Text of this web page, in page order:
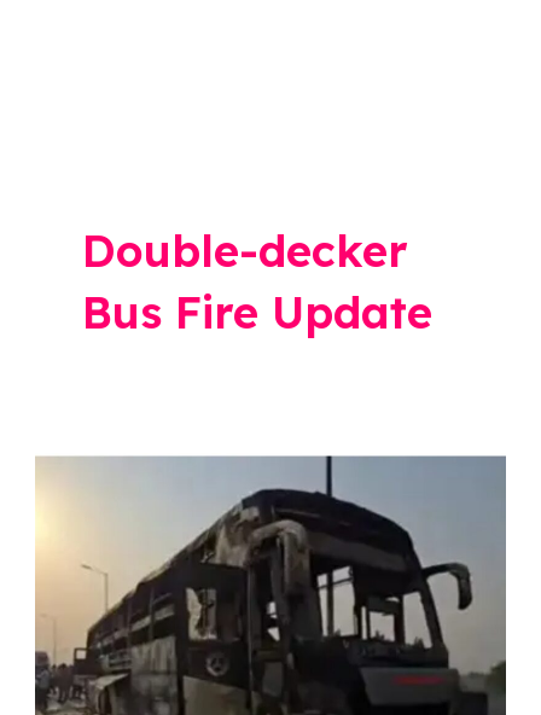
Double-decker
Bus Fire Update
भीषण
आग,
5